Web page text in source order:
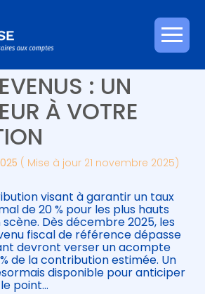
activité
humaines
SUR LES
: UN
À VOTRE
( Mise à jour 21 novembre 2025)
visant à garantir un taux
de 20 % pour les plus hauts
Dès décembre 2025, les
fiscal de référence dépasse
devront verser un acompte
de la contribution estimée. Un
disponible pour anticiper
point…